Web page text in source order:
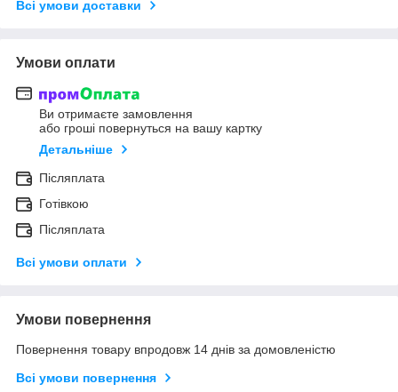
Всі умови доставки
Умови оплати
Ви отримаєте замовлення
або гроші повернуться на вашу картку
Детальніше
Післяплата
Готівкою
Післяплата
Всі умови оплати
Умови повернення
Повернення товару впродовж 14 днів за домовленістю
Всі умови повернення